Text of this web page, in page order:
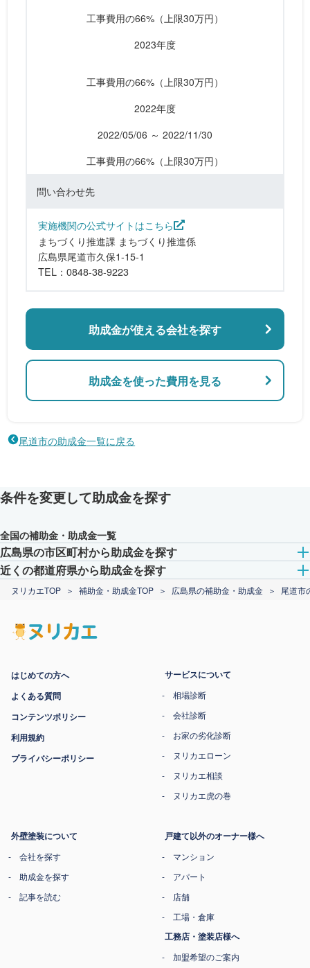
工事費用の66%（上限30万円）
2023年度
工事費用の66%（上限30万円）
2022年度
2022/05/06 ～ 2022/11/30
工事費用の66%（上限30万円）
問い合わせ先
実施機関の公式サイトはこちら
まちづくり推進課 まちづくり推進係
広島県尾道市久保1-15-1
TEL：0848-38-9223
助成金を使った費用を見る
助成金が使える会社を探す
尾道市の助成金一覧に戻る
条件を変更して助成金を探す
全国の補助金・助成金一覧
広島県の市区町村から助成金を探す
近くの都道府県から助成金を探す
ヌリカエTOP 補助金・助成金TOP 広島県の補助金・助成金 尾道市
はじめての方へ
よくある質問
コンテンツポリシー
利用規約
プライバシーポリシー
サービスについて
相場診断
会社診断
お家の劣化診断
ヌリカエローン
ヌリカエ相談
ヌリカエ虎の巻
外壁塗装について
会社を探す
助成金を探す
記事を読む
戸建て以外のオーナー様へ
マンション
アパート
店舗
工場・倉庫
工務店・塗装店様へ
加盟希望のご案内